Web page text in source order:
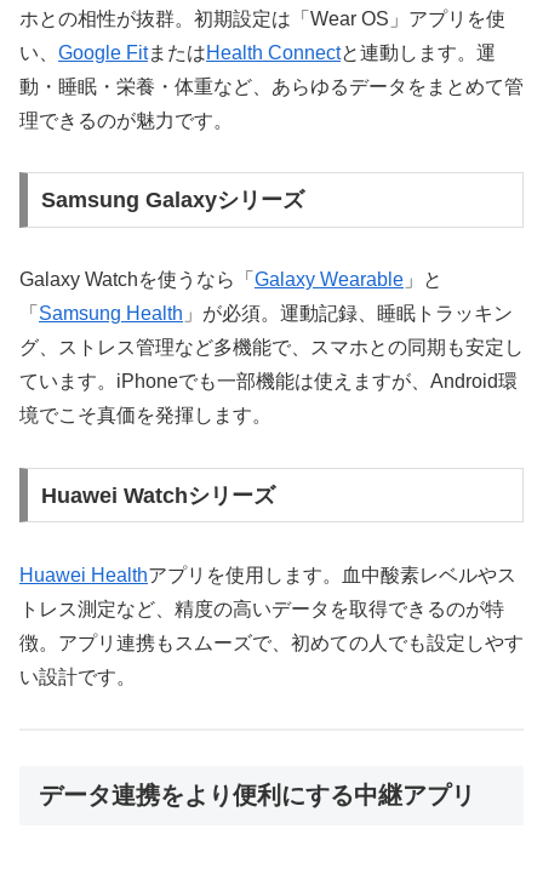
ホとの相性が抜群。初期設定は「Wear OS」アプリを使
い、 Google FitまたはHealth Connectと連動します。運
動・睡眠・栄養・体重など、あらゆるデータをまとめて管
理できるのが魅力です。
Samsung Galaxyシリーズ
Galaxy Watchを使うなら「 Galaxy Wearable 」と
「 Samsung Health 」が必須。運動記録、睡眠トラッキン
グ、ストレス管理など多機能で、スマホとの同期も安定し
ています。iPhoneでも一部機能は使えますが、Android環
境でこそ真価を発揮します。
Huawei Watchシリーズ
Huawei Healthアプリを使用します。血中酸素レベルやス
トレス測定など、精度の高いデータを取得できるのが特
徴。アプリ連携もスムーズで、初めての人でも設定しやす
い設計です。
データ連携をより便利にする中継アプリ